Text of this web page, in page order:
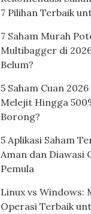
7 Pilihan Terbaik
7 Saham Murah
Multibagger di
Belum?
5 Saham Cuan
Melejit Hingga
Borong?
5 Aplikasi Saham
Aman dan Diawasi
Pemula
Linux vs Windows:
Operasi Terbaik